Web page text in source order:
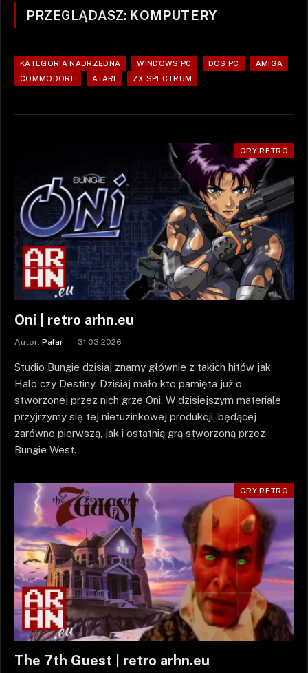
PRZEGLĄDASZ: KOMPUTERY
KATEGORIA NADRZĘDNA WINDOWS PC DOS PC
AMIGA
COMMODORE
ATARI ZX SPECTRUM
GRY RETRO
Oni | retro arhn.eu
Autor: Palar 31.03.2026
Studio Bungie dzisiaj znamy głównie z takich hitów jak
Halo czy Destiny. Dzisiaj mało kto pamięta już o
stworzonej przez nich grze Oni. W dzisiejszym materiale
przyjrzymy się tej nietuzinkowej produkcji, będącej
zarówno pierwszą, jak i ostatnią grą stworzoną przez
Bungie West.
GRY RETRO
The 7th Guest | retro arhn.eu